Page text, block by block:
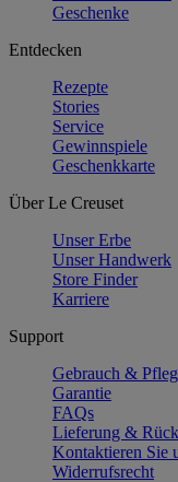
Geschenke
Entdecken
Rezepte
Stories
Service
Gewinnspiele
Geschenkkarte
Über Le Creuset
Unser Erbe
Unser Handwerk
Store Finder
Karriere
Support
Gebrauch &
Garantie
FAQs
Lieferung &
Kontaktieren Sie
Widerrufsrecht